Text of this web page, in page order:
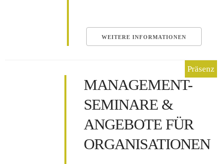
WEITERE INFORMATIONEN
MANAGEMENT-
SEMINARE &
ANGEBOTE FÜR
ORGANISATIONEN